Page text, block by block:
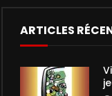
ARTICLES